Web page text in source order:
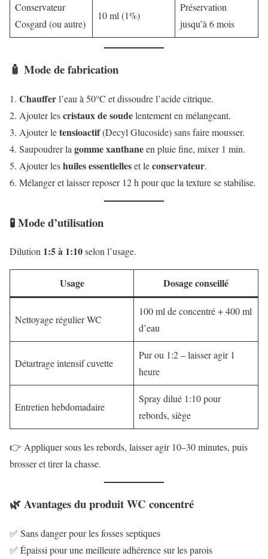
Conservateur
Cosgard (ou autre)
10 ml (1%)
Préservation
jusqu’à 6 mois
🧴 Mode de fabrication
Chaufferl’eau à 50°C et dissoudre l’acide citrique.
Ajouter lescristaux de soudelentement en mélangeant.
Ajouter letensioactif(Decyl Glucoside) sans faire mousser.
Saupoudrer la gomme xanthaneen pluie fine, mixer 1 min.
Ajouter leshuiles essentielleset leconservateur.
Mélanger et laisser reposer 12 h pour que la texture se stabilise.
🧪 Mode d’utilisation
Dilution 1:5 à 1:10selon l’usage.
Usage Dosage conseillé
Nettoyage régulier WC
100 ml de concentré + 400 ml
d’eau
Détartrage intensif cuvette
Pur ou 1:2 – laisser agir 1
heure
Entretien hebdomadaire
Spray dilué 1:10 pour
rebords, siège
👉 Appliquer sous les rebords, laisser agir 10–30 minutes, puis
brosser et tirer la chasse.
🌿 Avantages du produit WC concentré
✅ Sans danger pour les fosses septiques
✅ Épaissi pour une meilleure adhérence sur les parois